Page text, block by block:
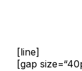
[line]
[gap